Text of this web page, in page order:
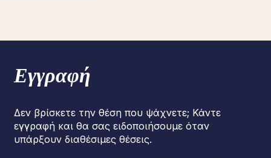
Εγγραφή
Δεν βρίσκετε την θέση που ψάχνετε; Κάντε
εγγραφή και θα σας ειδοποιήσουμε όταν
υπάρξουν διαθέσιμες θέσεις.